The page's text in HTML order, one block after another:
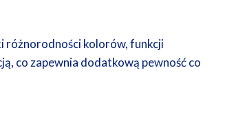
różnorodności kolorów, funkcji
co zapewnia dodatkową pewność co